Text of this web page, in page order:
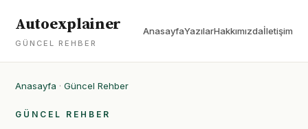
Autoexplainer
GÜNCEL REHBER
AnasayfaYazılarHakkımızdaİletişim
Anasayfa · Güncel Rehber
GÜNCEL REHBER